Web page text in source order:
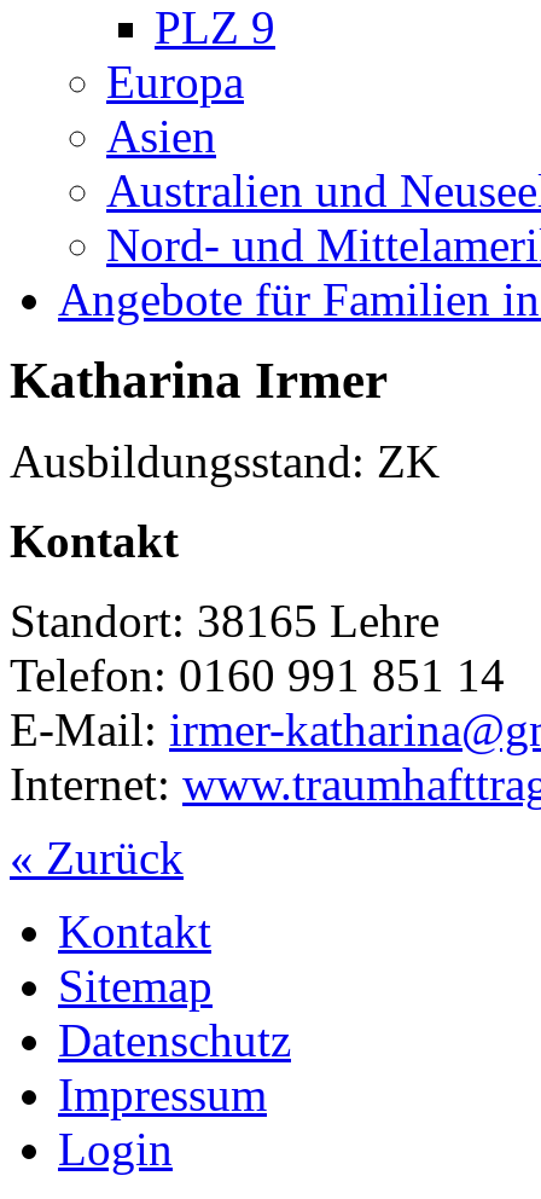
PLZ 9
Europa
Asien
Australien und
Nord- und
Angebote für Familien
Katharina Irmer
Ausbildungsstand: ZK
Kontakt
Standort: 38165 Lehre
Telefon: 0160 991 851 14
E-Mail: irmer-
Internet:
« Zurück
Kontakt
Sitemap
Datenschutz
Impressum
Login